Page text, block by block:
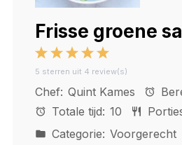
Frisse groene
5
Stars
4
Stars
3
Stars
2
Stars
1
Star
5 sterren uit 4 review(s)
Chef: Quint Kames
Totale tijd: 10
Categorie: Voorgerecht